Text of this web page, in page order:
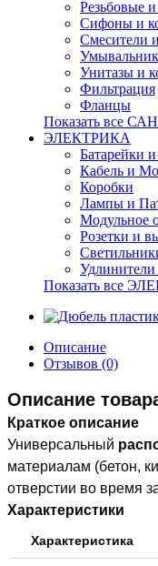
Резьбовые
Сифоны и
Смесители
Унитазы и
Фильтрация
Фланцы
Показать все
ЭЛЕКТРИКА
Батарейки
Кабель и
Коробки
Лампы и
Модульное
Розетки и
Показать все
Описание
Отзывов (0)
Описание
Краткое описание
Универсальный
материалам (бетон,
отверстии во время
Характеристики
Характеристика